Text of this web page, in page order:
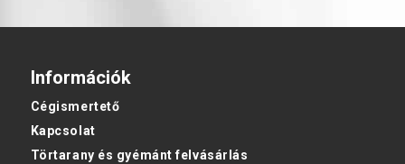
Információk
Cégismertető
Kapcsolat
Törtarany és gyémánt felvásárlás